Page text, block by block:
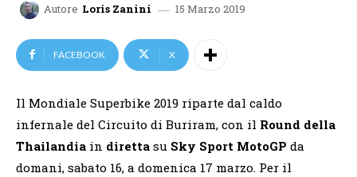
Autore Loris Zanini 15 Marzo 2019
FACEBOOK X
Il Mondiale Superbike 2019 riparte dal caldo
infernale del Circuito di Buriram, con il Round della
Thailandia in diretta su Sky Sport MotoGP da
domani, sabato 16, a domenica 17 marzo. Per il